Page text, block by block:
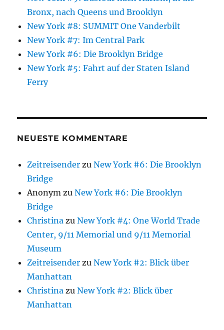
Bronx, nach Queens und Brooklyn
New York #8: SUMMIT One Vanderbilt
New York #7: Im Central Park
New York #6: Die Brooklyn Bridge
New York #5: Fahrt auf der Staten Island
Ferry
NEUESTE KOMMENTARE
Zeitreisender zuNew York #6: Die Brooklyn
Bridge
Anonym zuNew York #6: Die Brooklyn
Bridge
Christina zuNew York #4: One World Trade
Center, 9/11 Memorial und 9/11 Memorial
Museum
Zeitreisender zuNew York #2: Blick über
Manhattan
Christina zuNew York #2: Blick über
Manhattan